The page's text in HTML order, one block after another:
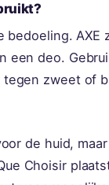
bedoeling.
een deo.
zweet of
de huid,
Choisir